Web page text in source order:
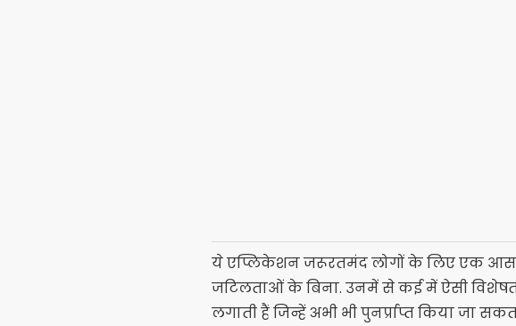
ये एप्लिकेशन जरूरतमंद लोगों के लिए एक
जटिलताओं के बिना. उनमें से कई में ऐसी
लगाती हैं जिन्हें अभी भी पुनर्प्राप्त किया जा